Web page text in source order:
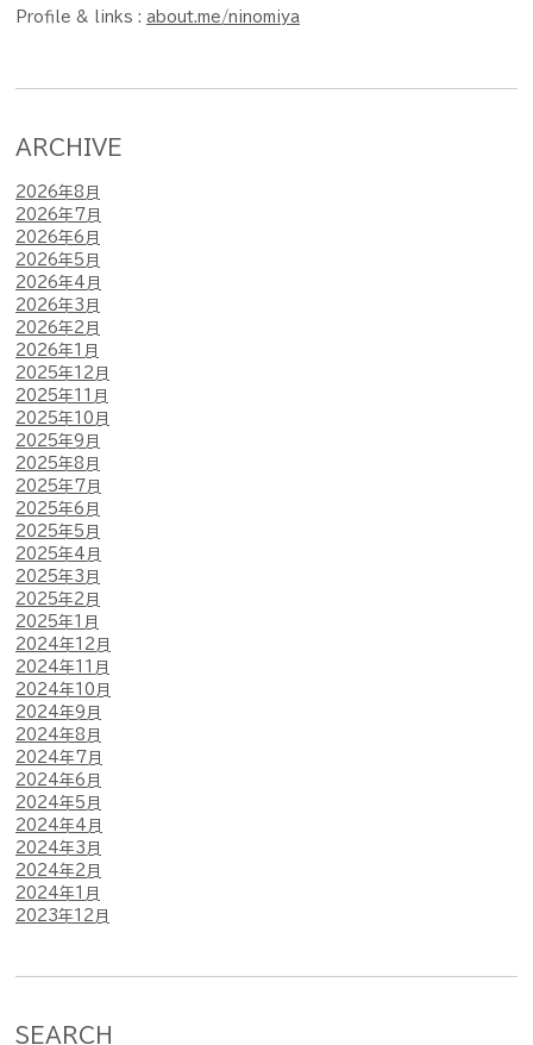
Profile & links : about.me/ninomiya
ARCHIVE
2026年8月
2026年7月
2026年6月
2026年5月
2026年4月
2026年3月
2026年2月
2026年1月
2025年12月
2025年11月
2025年10月
2025年9月
2025年8月
2025年7月
2025年6月
2025年5月
2025年4月
2025年3月
2025年2月
2025年1月
2024年12月
2024年11月
2024年10月
2024年9月
2024年8月
2024年7月
2024年6月
2024年5月
2024年4月
2024年3月
2024年2月
2024年1月
2023年12月
SEARCH